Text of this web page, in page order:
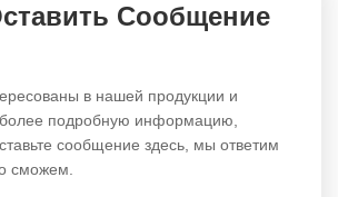
Сообщение
в нашей продукции и
более подробную информацию,
сообщение здесь, мы ответим
сможем.